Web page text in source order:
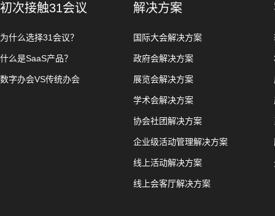
初次接触31会议
为什么选择31会议？
什么是SaaS产品？
数字办会VS传统办会
解决方案
国际大会解决方案
政府会解决方案
展览会解决方案
学术会解决方案
协会社团解决方案
企业级活动管理解决方案
线上活动解决方案
线上会客厅解决方案